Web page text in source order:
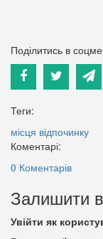
Поділитись в
Теги:
місця відпочинку
Коментарі:
0 Коментарів
Залишити
Увійти як